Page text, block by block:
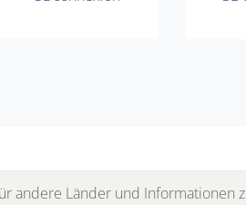
andere Länder und Informationen